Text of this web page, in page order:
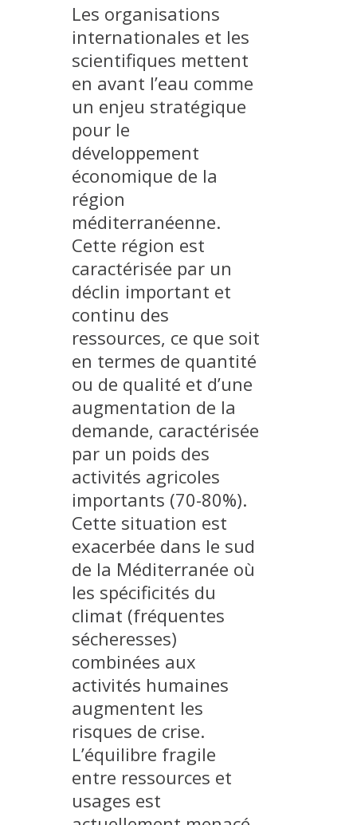
THÈSES EN COURS
PRODUCTION
MÉTHODES ET OUTILS
LOGICIELS
PUBLICATIONS SUR HAL
WORKING PAPERS
NOTES THÉMATIQUES
NOS TRAVAUX EN VIDÉO
Les organisations
internationales et les
scientifiques mettent
en avant l’eau comme
un enjeu stratégique
pour le
développement
économique de la
région
méditerranéenne.
Cette région est
caractérisée par un
déclin important et
continu des
ressources, ce que soit
en termes de quantité
ou de qualité et d’une
augmentation de la
demande, caractérisée
par un poids des
activités agricoles
importants (70-80%).
Cette situation est
exacerbée dans le sud
de la Méditerranée où
les spécificités du
climat (fréquentes
sécheresses)
combinées aux
activités humaines
augmentent les
risques de crise.
L’équilibre fragile
entre ressources et
usages est